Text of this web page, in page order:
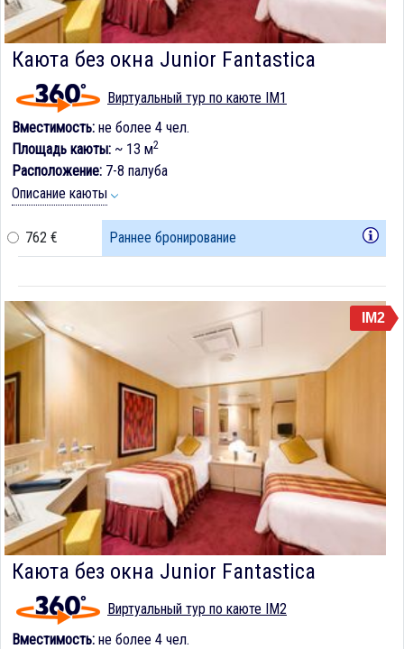
Каюта без окна Junior Fantastica
Виртуальный тур по каюте IM1
Вместимость: не более 4 чел.
Площадь каюты: ~ 13 м2
Расположение: 7-8 палуба
Описание каюты
762 € Раннее бронирование
IM2
Каюта без окна Junior Fantastica
Виртуальный тур по каюте IM2
Вместимость: не более 4 чел.